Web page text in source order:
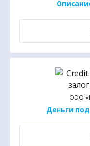
ООО
Деньги